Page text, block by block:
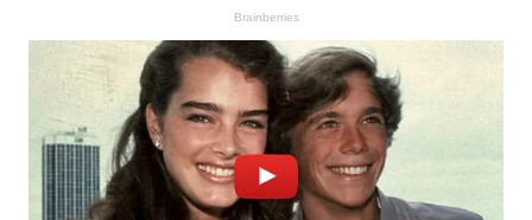
Brainberries